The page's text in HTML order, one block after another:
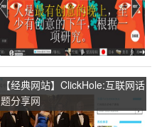
【经典网站】ClickHole:互联网话
题分享网